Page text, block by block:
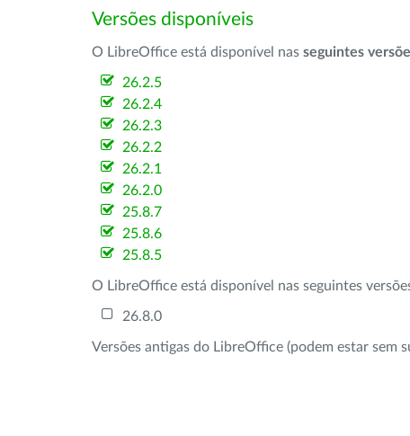
Versões disponíveis
O LibreOffice está disponível nas seguintes
26.2.5
26.2.4
26.2.3
26.2.2
26.2.1
26.2.0
25.8.7
25.8.6
25.8.5
O LibreOffice está disponível nas seguintes
26.8.0
Versões antigas do LibreOffice (podem estar sem